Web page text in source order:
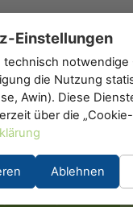
.de
Einstellungen
technisch
die Nutzung
Awin). Diese
über die
Ablehnen